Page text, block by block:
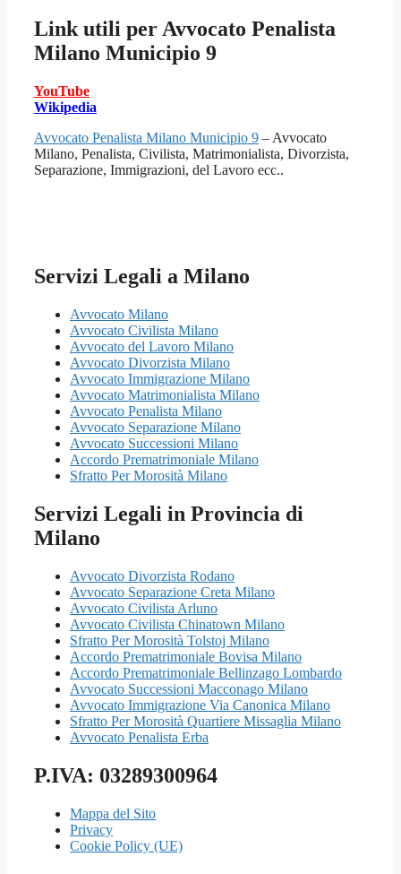
Link utili perAvvocato Penalista
Milano Municipio 9
YouTube
Wikipedia
Avvocato Penalista Milano Municipio 9 – Avvocato
Milano, Penalista, Civilista, Matrimonialista, Divorzista,
Separazione, Immigrazioni, del Lavoro ecc..
Servizi Legali a Milano
Avvocato Milano
Avvocato Civilista Milano
Avvocato del Lavoro Milano
Avvocato Divorzista Milano
Avvocato Immigrazione Milano
Avvocato Matrimonialista Milano
Avvocato Penalista Milano
Avvocato Separazione Milano
Avvocato Successioni Milano
Accordo Prematrimoniale Milano
Sfratto Per Morosità Milano
Servizi Legali in Provincia di
Milano
Avvocato Divorzista Rodano
Avvocato Separazione Creta Milano
Avvocato Civilista Arluno
Avvocato Civilista Chinatown Milano
Sfratto Per Morosità Tolstoj Milano
Accordo Prematrimoniale Bovisa Milano
Accordo Prematrimoniale Bellinzago Lombardo
Avvocato Successioni Macconago Milano
Avvocato Immigrazione Via Canonica Milano
Sfratto Per Morosità Quartiere Missaglia Milano
Avvocato Penalista Erba
P.IVA: 03289300964
Mappa del Sito
Privacy
Cookie Policy (UE)